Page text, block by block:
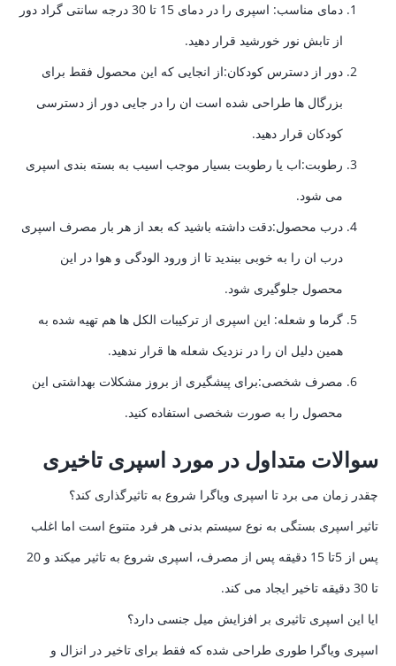
دمای مناسب: اسپری را در دمای 15 تا 30 درجه سانتی گراد دور
از تابش نور خورشید قرار دهید.
دور از دسترس کودکان:از انجایی که این محصول فقط برای
بزرگال ها طراحی شده است ان را در جایی دور از دسترسی
کودکان قرار دهید.
رطوبت:اب یا رطوبت بسیار موجب اسیب به بسته بندی اسپری
می شود.
درب محصول:دقت داشته باشید که بعد از هر بار مصرف اسپری
درب ان را به خوبی ببندید تا از ورود الودگی و هوا در این
محصول جلوگیری شود.
گرما و شعله: این اسپری از ترکیبات الکل ها هم تهیه شده به
همین دلیل ان را در نزدیک شعله ها قرار ندهید.
مصرف شخصی:برای پیشگیری از بروز مشکلات بهداشتی این
محصول را به صورت شخصی استفاده کنید.
سوالات متداول در مورد اسپری تاخیری
چقدر زمان می برد تا اسپری ویاگرا شروع به تاثیرگذاری کند؟
تاثیر اسپری بستگی به نوع سیستم بدنی هر فرد متنوع است اما اغلب
پس از 5تا 15 دقیقه پس از مصرف، اسپری شروع به تاثیر میکند و 20
تا 30 دقیقه تاخیر ایجاد می کند.
ایا این اسپری تاثیری بر افزایش میل جنسی دارد؟
اسپری ویاگرا طوری طراحی شده که فقط برای تاخیر در انزال و